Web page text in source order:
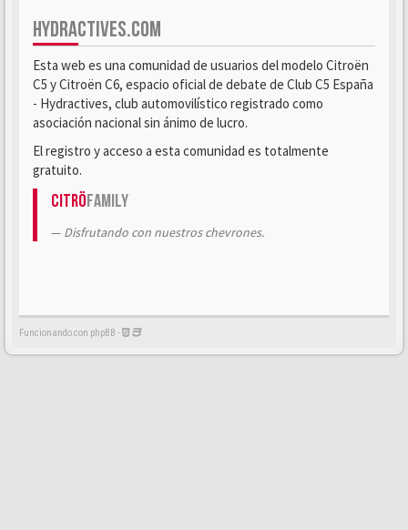
HYDRACTIVES.COM
Esta web es una comunidad de usuarios del modelo Citroën
C5 y Citroën C6, espacio oficial de debate de Club C5 España
- Hydractives, club automovilístico registrado como
asociación nacional sin ánimo de lucro.
El registro y acceso a esta comunidad es totalmente
gratuito.
CitröFamily
Disfrutando con nuestros chevrones.
Funcionando con phpBB -